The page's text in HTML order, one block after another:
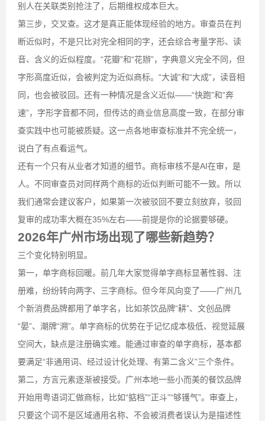
别人在关联类别抢注了，后期维权成本巨大。
第三步，交叉查。这才是真正能体现经验的地方。审查员在判
断近似时，不是只比对完全相同的字，还会综合考量字形、读
音、含义的近似程度。“花瓣”和“花辦”，字典意义完全不同，但
字形高度近似，会被判定为近似商标。“大诚”和“大成”，读音相
同，也会被驳回。还有一种情况是含义近似——“快跑”和“奔
速”，字形字音都不同，但传达的商业信息高度一致，在部分审
查实践中也可能被质疑。这一点各地审查标准并不完全统一，
说白了有点看运气。
还有一个只有从业者才知道的细节。商标审核不是AI在审，是
人。不同审查员对同样两个商标的近似判断可能不一致。所以
我们通常会建议客户，如果第一次被驳回不要立刻放弃，驳回
复审的成功率大概在35%左右——前提是你的论据要够硬。
2026年广州市场出现了哪些新趋势？
三个变化特别明显。
第一，单字商标回暖。前几年大家觉得单字商标显著性弱、注
册难，纷纷转向两字、三字商标。但今年风向变了——广州几
个新消费品牌都用了单字名，比如茶饮品牌“耕”、文创品牌
“晏”、潮牌“溯”。单字商标的优势在于记忆成本极低、视觉延展
空间大，缺点是注册确实难。能通过审查的单字商标，基本都
要满足“非通用词、经过设计化处理、有第二含义”三个条件。
第二，方言元素逐渐被接受。广州本地一些小而美的餐饮品牌
开始用粤语词汇做商标，比如“掂档”“正斗”“够镬气”。审查上，
只要这个词不是区域通用名称、不会被消费者误认为是描述性